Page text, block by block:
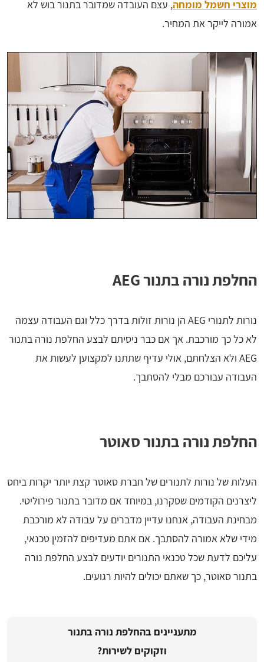
מוצרי חשמל מומחה, עצם העובדה שמדובר בתנור בוש לא
אמורה לייקר את המחיר.
החלפת נורה בתנור AEG
נורות לתנורי AEG הן נורות זולות בדרך כלל וגם העבודה עצמה
לא כל כך מורכבת. אך אם כבר ניסיתם לבצע החלפת נורה בתנור
AEG ולא הצלחתם, אולי עדיף שתתנו למקצוען לעשות את
העבודה עבורכם מבלי להסתבך.
החלפת נורה בתנור סאוטר
העלות של נורות לתנורים של חברת סאוטר קצת יותר יקרות ביחס
ליצרנים הקודמים שסקרנו, במיוחד אם מדובר בתנור פירוליטי.
מבחינת העבודה, אנחנו עדיין מדברים על עבודה לא מורכבת
מידי שלא אמורה להסתבך. אם אתם מעדיפים להזמין טכנאי,
עליכם לדעת שכל טכנאי התנורים יודעים לבצע החלפת נורה
בתנור סאוטר, כך שאתם יכולים להיות רגועים.
מתעניינים בהחלפת נורה בתנור
וזקוקים לשירות?